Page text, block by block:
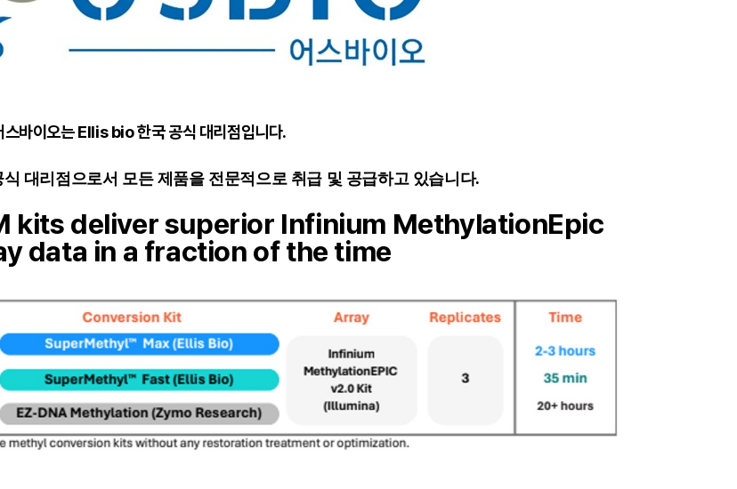
스바이오는 Ellis bio 한국 공식 대리점입니다.
대리점으로서 모든 제품을 전문적으로 취급 및 공급하고 있습니다.
kits deliver superior Infinium MethylationEpic
data in a fraction of the time